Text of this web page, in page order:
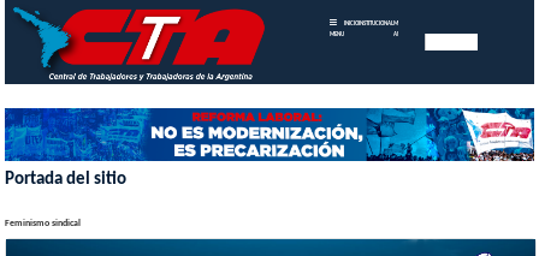
MENU
INICIOINSTITUCIONAL MEMORIAS
ANUALES
Portada del sitio
Feminismo sindical